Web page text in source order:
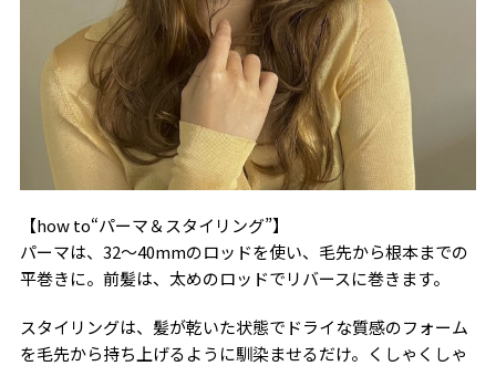
【how to“パーマ＆スタイリング”】
パーマは、32〜40mmのロッドを使い、毛先から根本までの
平巻きに。前髪は、太めのロッドでリバースに巻きます。
スタイリングは、髪が乾いた状態でドライな質感のフォーム
を毛先から持ち上げるように馴染ませるだけ。くしゃくしゃ